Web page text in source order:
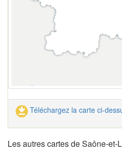
Téléchargez la carte ci-
Les autres cartes de Saône-et-